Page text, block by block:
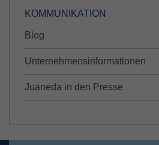
KOMMUNIKATION
Blog
Unternehmensinformationen
Juaneda in den Presse